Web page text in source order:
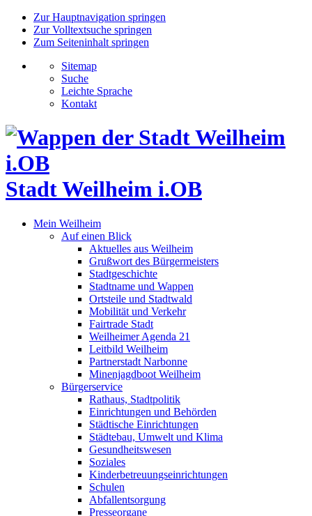
Zur Hauptnavigation springen
Zur Volltextsuche springen
Zum Seiteninhalt springen
Sitemap
Suche
Leichte Sprache
Kontakt
Stadt Weilheim i.OB
Mein Weilheim
Auf einen Blick
Aktuelles aus Weilheim
Grußwort des Bürgermeisters
Stadtgeschichte
Stadtname und Wappen
Ortsteile und Stadtwald
Mobilität und Verkehr
Fairtrade Stadt
Weilheimer Agenda 21
Leitbild Weilheim
Partnerstadt Narbonne
Minenjagdboot Weilheim
Bürgerservice
Rathaus, Stadtpolitik
Einrichtungen und Behörden
Städtische Einrichtungen
Städtebau, Umwelt und Klima
Gesundheitswesen
Soziales
Kinderbetreuungseinrichtungen
Schulen
Abfallentsorgung
Presseorgane